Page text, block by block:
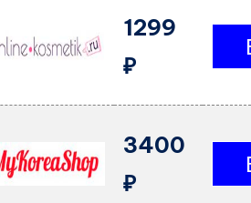
1299
₽
3400
₽